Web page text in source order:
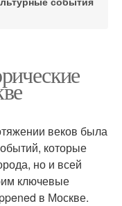
веков была
которые
но и всей
ключевые
в Москве.